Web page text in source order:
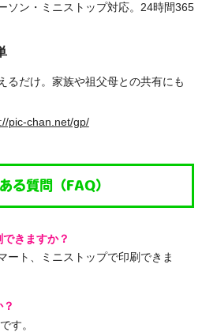
ソン・ミニストップ対応。24時間365
るだけ。家族や祖父母との共有にも
pic-chan.net/gp/
る質問（FAQ）
きますか？
ート、ミニストップで印刷できま
す。